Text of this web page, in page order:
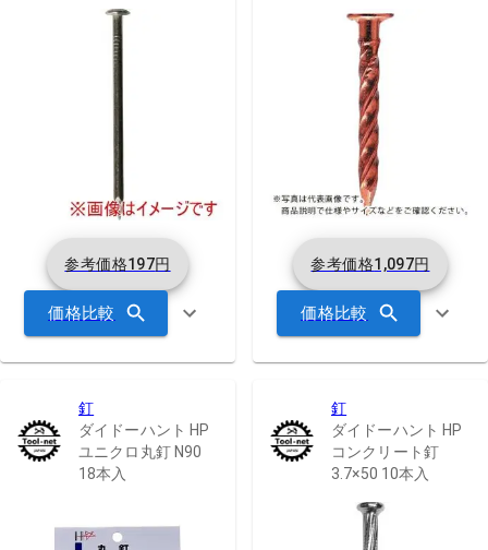
参考価格197円
価格比較
参考価格1,097円
価格比較
釘
ダイドーハント HP
ユニクロ丸釘 N90
18本入
釘
ダイドーハント HP
コンクリート釘
3.7×50 10本入